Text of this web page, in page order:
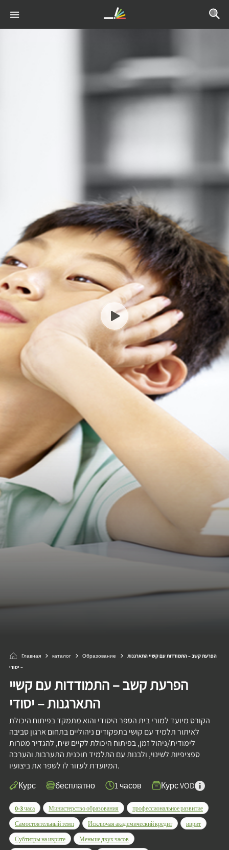
Главная каталог Образование
הפרעת קשב – התמודדות עם קשיי התארגנות
– יסודי
הפרעת קשב – התמודדות עם קשיי
התארגנות – יסודי
הקורס מיועד למורי בית הספר היסודי והוא מתמקד בפיתוח היכולת
לאיתור תלמיד עם קושי בתפקודים ניהוליים בתחום ארגון סביבה
לימודית/ניהול זמן, בפיתוח היכולת לקיים שיח, להגדיר מטרות
ספציפיות לשינוי, ולבנות עם התלמיד תוכנית התערבות והערכה
המיועדת לעזור לו לשפר את ביצועיו.
Курс
бесплатно 1 часов Курс VOD
0-3 часа Министерство образования
профессиональное развитие
Самостоятельный темп
Исключая академический кредит
иврит
Субтитры на иврите
Меньше двух часов